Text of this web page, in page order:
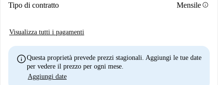
Tipo di contratto Mensileinfo
Visualizza tutti i pagamenti
infoQuesta proprietà prevede prezzi stagionali. Aggiungi le tue date
per vedere il prezzo per ogni mese.
Aggiungi date